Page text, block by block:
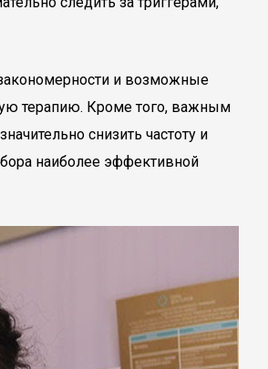
и возможные
терапию. Кроме того, важным
снизить частоту и
наиболее эффективной